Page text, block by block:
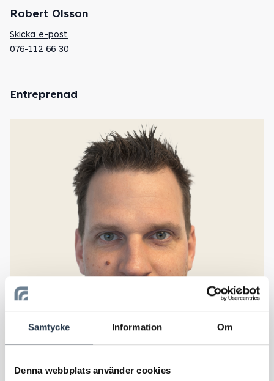
Samtycke Information Om
Denna webbplats använder cookies
Robert Olsson
Skicka e-post
076-112 66 30
Entreprenad